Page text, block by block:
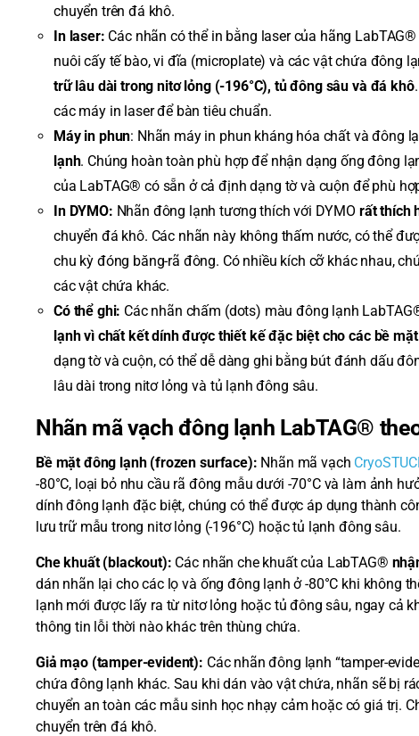
chuyển trên đá khô.
In laser: Các nhãn có thể in bằng laser của hãng
nuôi cấy tế bào, vi đĩa (microplate) và các vật chứa đông
trữ lâu dài trong nitơ lỏng (-196°C), tủ đông sâu và đá khô
các máy in laser để bàn tiêu chuẩn.
Máy in phun: Nhãn máy in phun kháng hóa chất và đông
lạnh. Chúng hoàn toàn phù hợp để nhận dạng ống đông
của LabTAG® có sẵn ở cả định dạng tờ và cuộn để phù
In DYMO: Nhãn đông lạnh tương thích với DYMO rất thích
chuyển đá khô. Các nhãn này không thấm nước, có thể
chu kỳ đóng băng-rã đông. Có nhiều kích cỡ khác nhau,
các vật chứa khác.
Có thể ghi: Các nhãn chấm (dots) màu đông lạnh
lạnh vì chất kết dính được thiết kế đặc biệt cho các bề
dạng tờ và cuộn, có thể dễ dàng ghi bằng bút đánh dấu
lâu dài trong nitơ lỏng và tủ lạnh đông sâu.
Nhãn mã vạch đông lạnh LabTAG®
Bề mặt đông lạnh (frozen surface): Nhãn mã vạch
-80°C, loại bỏ nhu cầu rã đông mẫu dưới -70°C và làm ảnh
dính đông lạnh đặc biệt, chúng có thể được áp dụng thành
lưu trữ mẫu trong nitơ lỏng (-196°C) hoặc tủ lạnh đông sâu.
Che khuất (blackout): Các nhãn che khuất của LabTAG®
dán nhãn lại cho các lọ và ống đông lạnh ở -80°C khi không
lạnh mới được lấy ra từ nitơ lỏng hoặc tủ đông sâu, ngay cả
thông tin lỗi thời nào khác trên thùng chứa.
Giả mạo (tamper-evident): Các nhãn đông lạnh “tamper-
chứa đông lạnh khác. Sau khi dán vào vật chứa, nhãn sẽ bị
chuyển an toàn các mẫu sinh học nhạy cảm hoặc có giá trị.
chuyển trên đá khô.